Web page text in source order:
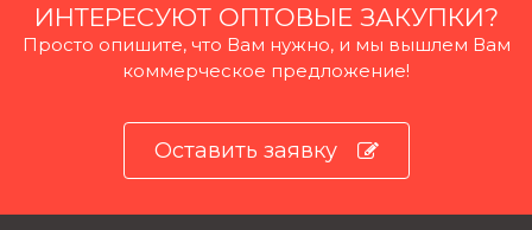
ИНТЕРЕСУЮТ ОПТОВЫЕ ЗАКУПКИ?
Просто опишите, что Вам нужно, и мы вышлем Вам
коммерческое предложение!
Оставить заявку